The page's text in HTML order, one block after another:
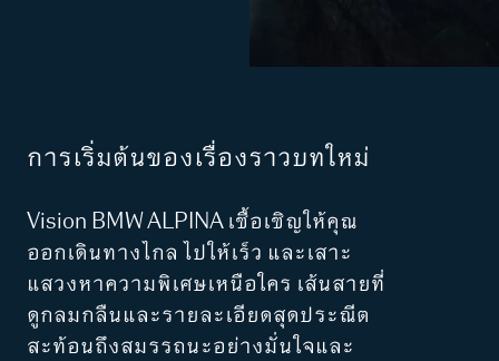
การเริ่มต้นของเรื่องราวบทใหม่
Vision BMW ALPINA เชื้อเชิญให้คุณ
ออกเดินทางไกล ไปให้เร็ว และเสาะ
แสวงหาความพิเศษเหนือใคร เส้นสายที่
ดูกลมกลืนและรายละเอียดสุดประณีต
สะท้อนถึงสมรรถนะอย่างมั่นใจและ